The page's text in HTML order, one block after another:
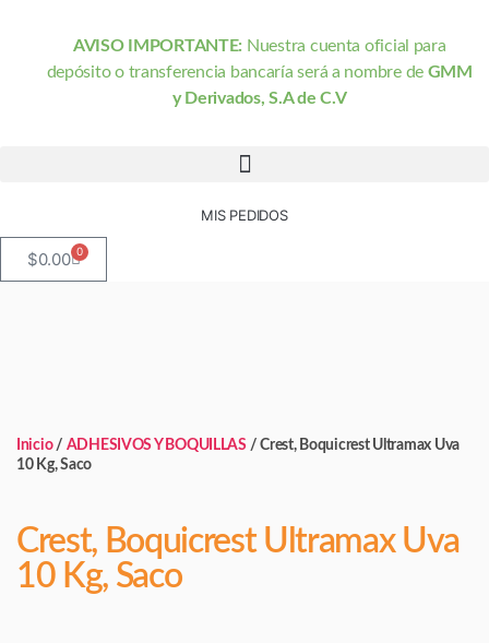
AVISO IMPORTANTE: Nuestra cuenta oficial para
depósito o transferencia bancaría será a nombre de GMM
y Derivados, S.A de C.V
MIS PEDIDOS
$0.00 0
Inicio/ ADHESIVOS Y BOQUILLAS/ Crest, Boquicrest Ultramax Uva
10 Kg, Saco
Crest, Boquicrest Ultramax Uva
10 Kg, Saco